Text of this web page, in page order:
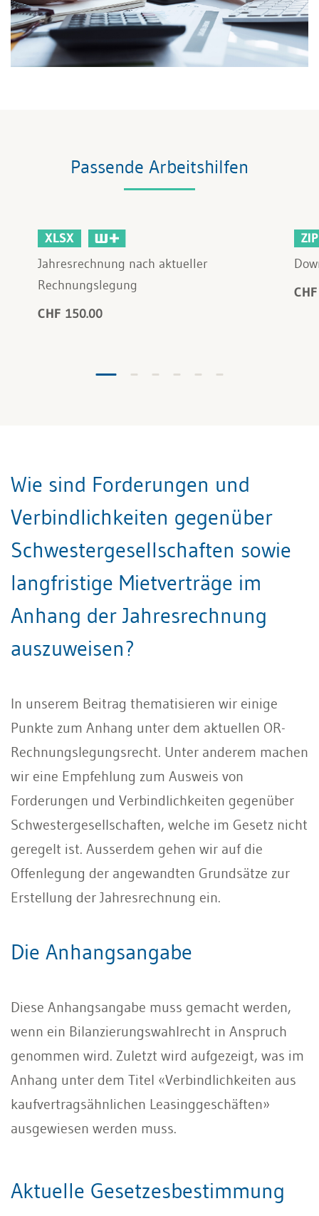
Passende Arbeitshilfen
XLSX
Jahresrechnung nach aktueller
Rechnungslegung
CHF 150.00
ZIP
Wie sind Forderungen und
Verbindlichkeiten gegenüber
Schwestergesellschaften sowie
langfristige Mietverträge im
Anhang der Jahresrechnung
auszuweisen?
In unserem Beitrag thematisieren wir einige
Punkte zum Anhang unter dem aktuellen OR-
Rechnungslegungsrecht. Unter anderem machen
wir eine Empfehlung zum Ausweis von
Forderungen und Verbindlichkeiten gegenüber
Schwestergesellschaften, welche im Gesetz nicht
geregelt ist. Ausserdem gehen wir auf die
Offenlegung der angewandten Grundsätze zur
Erstellung der Jahresrechnung ein.
Die Anhangsangabe
Diese Anhangsangabe muss gemacht werden,
wenn ein Bilanzierungswahlrecht in Anspruch
genommen wird. Zuletzt wird aufgezeigt, was im
Anhang unter dem Titel «Verbindlichkeiten aus
kaufvertragsähnlichen Leasinggeschäften»
ausgewiesen werden muss.
Aktuelle Gesetzesbestimmung